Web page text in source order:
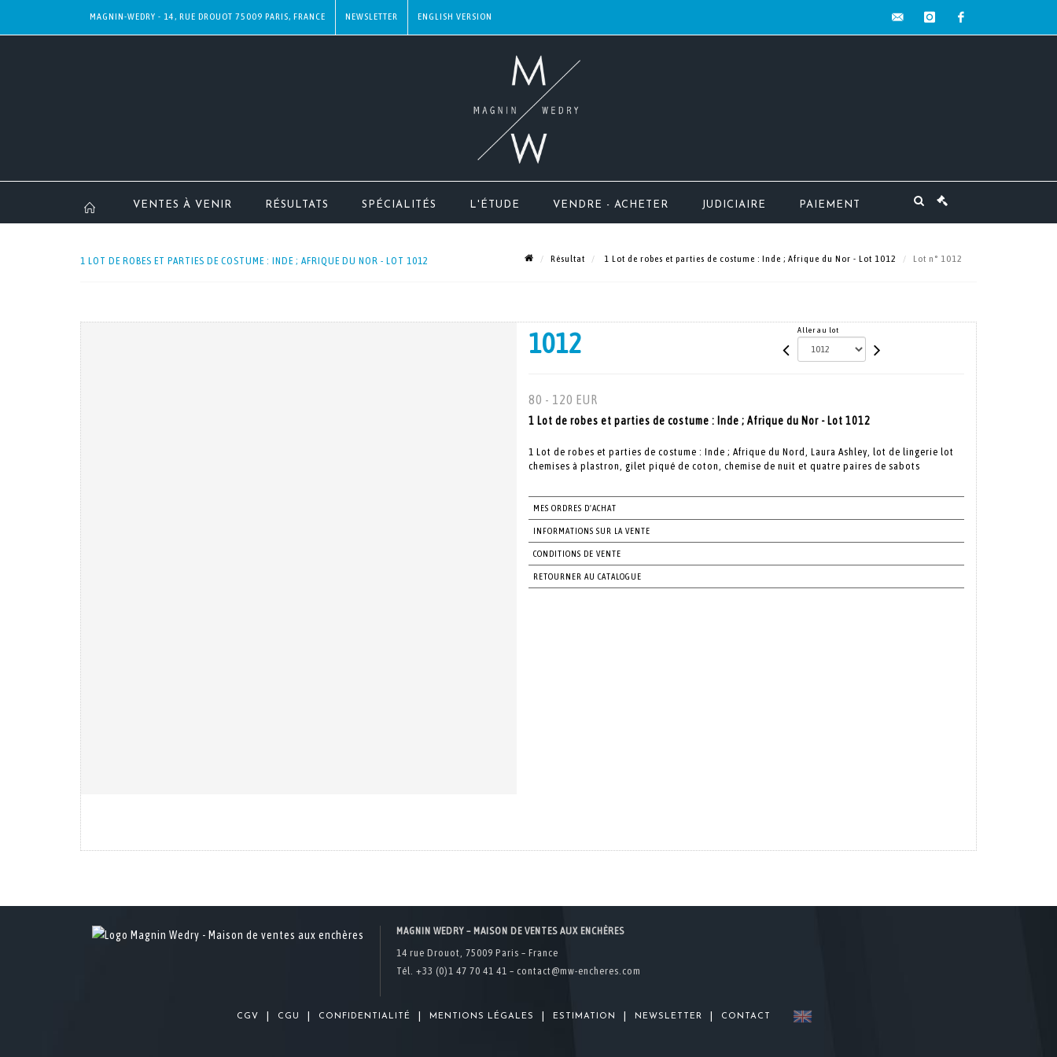
MAGNIN-WEDRY - 14, RUE DROUOT 75009 PARIS, FRANCE NEWSLETTER
VENTES À VENIR RÉSULTATS SPÉCIALITÉS L'ÉTUDE VENDRE - ACHETER JUDICIAIRE PAIEMENT
1 LOT DE ROBES ET PARTIES DE COSTUME : INDE ; AFRIQUE DU NOR - LOT 1012 Résultat 1 Lot de robes et parties de costume : Inde ; Afrique du Nor - Lot 1012 Lot n° 1012
1012 Aller au lot
80 - 120 EUR
1 Lot de robes et parties de costume : Inde ; Afrique du Nor - Lot 1012
1 Lot de robes et parties de costume : Inde ; Afrique du Nord, Laura Ashley, lot de lingerie lot
chemises à plastron, gilet piqué de coton, chemise de nuit et quatre paires de sabots
MES ORDRES D'ACHAT
INFORMATIONS SUR LA VENTE
CONDITIONS DE VENTE
RETOURNER AU CATALOGUE
MAGNIN WEDRY – MAISON DE VENTES AUX ENCHÈRES
14 rue Drouot, 75009 Paris – France
Tél. +33 (0)1 47 70 41 41 – contact@mw-encheres.com
CGV CGU CONFIDENTIALITÉ MENTIONS LÉGALES ESTIMATION NEWSLETTER CONTACT